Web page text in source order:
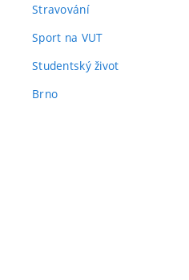
Stravování
Sport na VUT
Studentský život
Brno